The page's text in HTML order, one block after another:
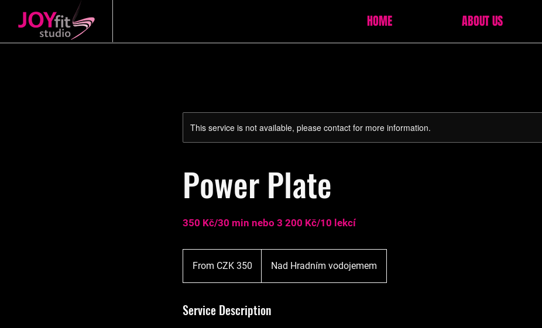
HOME ABOUT US
This service is not available, please contact for more information.
Power Plate
350 Kč/30 min nebo 3 200 Kč/10 lekcí
CzechFrom CZK 350 Nad Hradním vodojemem
Service Description